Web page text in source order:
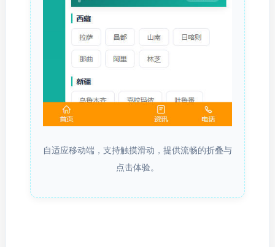
自适应移动端，支持触摸滑动，提供流畅的折叠与
点击体验。